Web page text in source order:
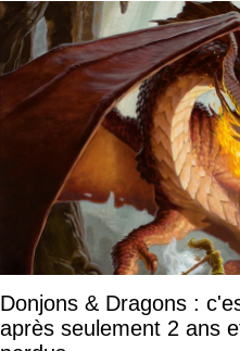
Donjons & Dragons :
après seulement 2 ans